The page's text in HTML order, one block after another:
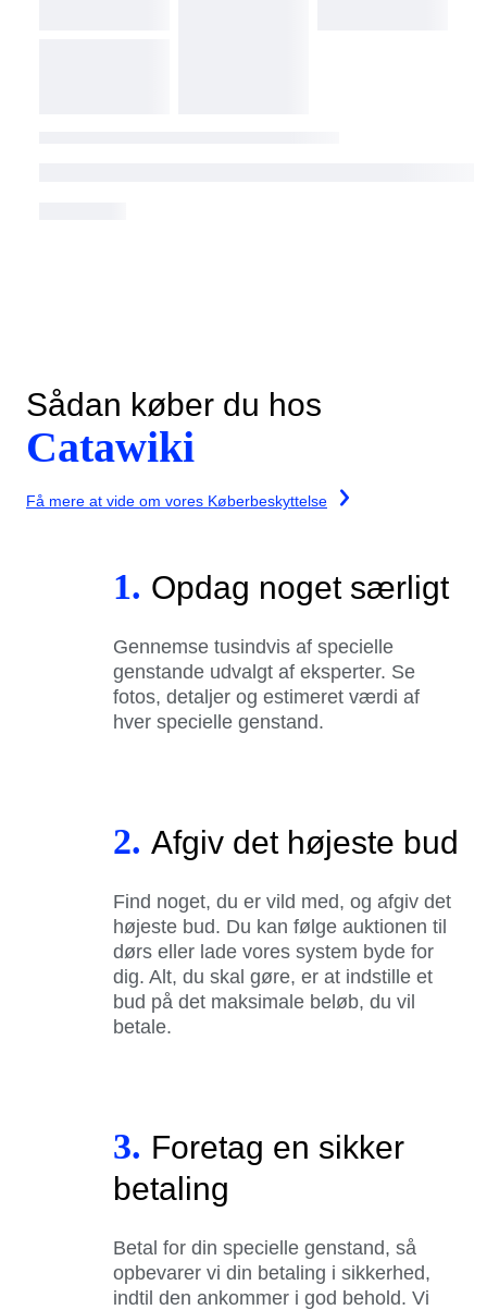
Sådan køber du hos
Catawiki
Få mere at vide om vores Køberbeskyttelse
1. Opdag noget særligt
Gennemse tusindvis af specielle
genstande udvalgt af eksperter. Se
fotos, detaljer og estimeret værdi af
hver specielle genstand.
2. Afgiv det højeste bud
Find noget, du er vild med, og afgiv det
højeste bud. Du kan følge auktionen til
dørs eller lade vores system byde for
dig. Alt, du skal gøre, er at indstille et
bud på det maksimale beløb, du vil
betale.
3. Foretag en sikker
betaling
Betal for din specielle genstand, så
opbevarer vi din betaling i sikkerhed,
indtil den ankommer i god behold. Vi